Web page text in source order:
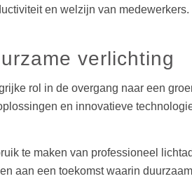
en welzijn van medewerkers.
verlichting
rol in de overgang naar een
en innovatieve
te maken van professioneel
aan een toekomst waarin